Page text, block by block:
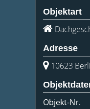
Objektart
Adresse
10623
Objekt-Nr.